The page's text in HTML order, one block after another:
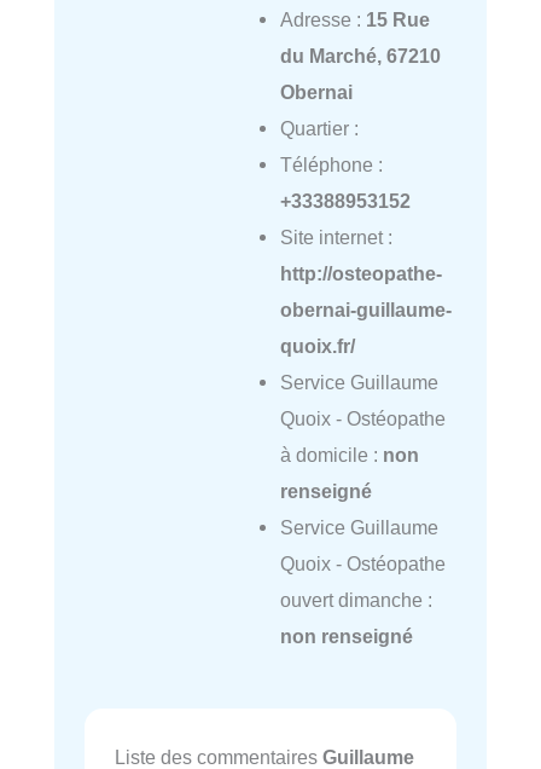
Adresse : 15 Rue
du Marché, 67210
Obernai
Quartier :
Téléphone :
+33388953152
Site internet :
http://osteopathe-
obernai-guillaume-
quoix.fr/
Service Guillaume
Quoix - Ostéopathe
à domicile : non
renseigné
Service Guillaume
Quoix - Ostéopathe
ouvert dimanche :
non renseigné
Liste des commentaires Guillaume